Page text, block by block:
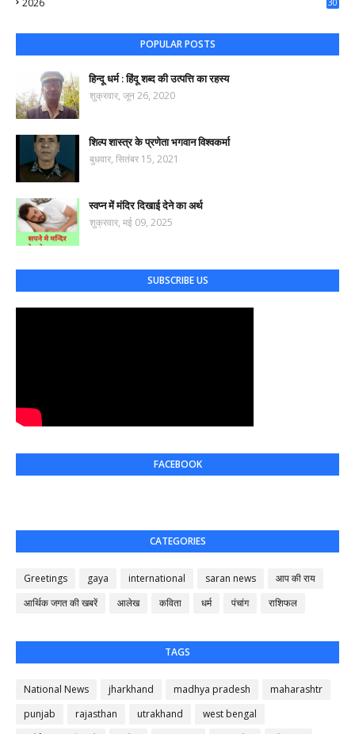
2026
POPULAR POSTS
हिन्दू धर्म : हिंदू शब्द की उत्पत्ति का रहस्य
शुक्रवार, जून 26, 2020
शिल्प शास्त्र के प्रणेता भगवान विश्वकर्मा
बुधवार, सितंबर 15, 2021
स्वप्न में मंदिर दिखाई देने का अर्थ
शुक्रवार, मई 09, 2025
SUBSCRIBE US
FACEBOOK
CATEGORIES
Greetings gaya international saran news
आप की राय
आर्थिक जगत की खबरें
आलेख कविता धर्म पंचांग राशिफल
TAGS
National News jharkhand madhya pradesh
maharashtr
punjab
rajasthan utrakhand
west bengal